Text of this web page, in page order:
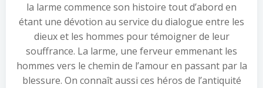
la larme commence son histoire tout d’abord en
étant une dévotion au service du dialogue entre les
dieux et les hommes pour témoigner de leur
souffrance. La larme, une ferveur emmenant les
hommes vers le chemin de l’amour en passant par la
blessure. On connaît aussi ces héros de l’antiquité